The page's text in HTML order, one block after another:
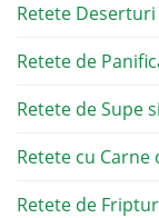
Retete
Retete de
Retete de Supe
Retete cu Carne
Retete de